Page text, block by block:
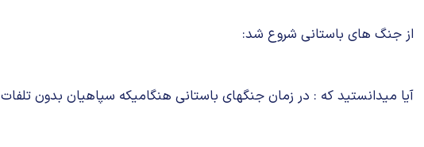
از جنگ های باستانی شروع شد:
آیا میدانستید که : در زمان جنگهای باستانی هنگامیکه سپاهیان بدون